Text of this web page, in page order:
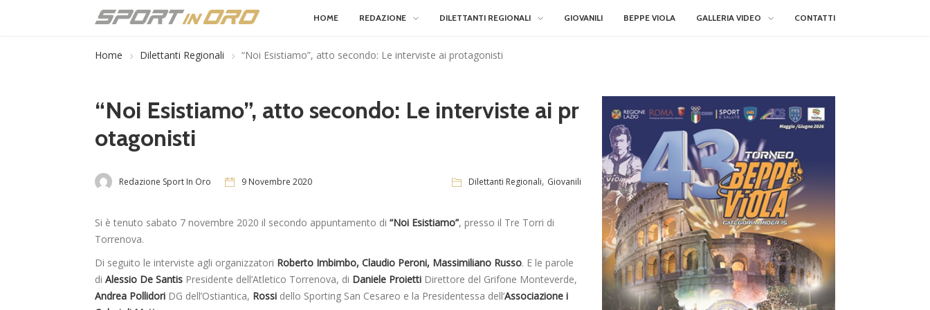
HOME REDAZIONE DILETTANTI REGIONALI GIOVANILI BEPPE VIOLA GALLERIA VIDEO CONTATTI
Home Dilettanti Regionali “Noi Esistiamo”, atto secondo: Le interviste ai protagonisti
“Noi Esistiamo”, atto secondo: Le interviste ai pr
otagonisti
Redazione Sport In Oro 9 Novembre 2020 Dilettanti Regionali, Giovanili
Si è tenuto sabato 7 novembre 2020 il secondo appuntamento di “Noi Esistiamo”, presso il Tre Torri di
Torrenova.
Di seguito le interviste agli organizzatori Roberto Imbimbo, Claudio Peroni, Massimiliano Russo. E le parole
di Alessio De Santis Presidente dell’Atletico Torrenova, di Daniele Proietti Direttore del Grifone Monteverde,
Andrea Pollidori DG dell’Ostiantica, Rossi dello Sporting San Cesareo e la Presidentessa dell’Associazione i